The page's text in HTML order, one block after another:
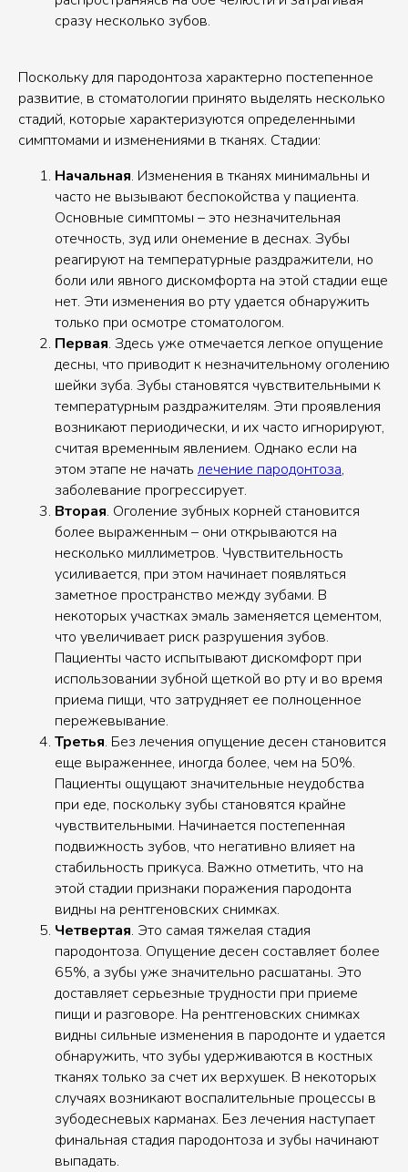
сразу несколько зубов.
Поскольку для пародонтоза характерно постепенное
развитие, в стоматологии принято выделять несколько
стадий, которые характеризуются определенными
симптомами и изменениями в тканях. Стадии:
Начальная. Изменения в тканях минимальны и
часто не вызывают беспокойства у пациента.
Основные симптомы – это незначительная
отечность, зуд или онемение в деснах. Зубы
реагируют на температурные раздражители, но
боли или явного дискомфорта на этой стадии еще
нет. Эти изменения во рту удается обнаружить
только при осмотре стоматологом.
Первая. Здесь уже отмечается легкое опущение
десны, что приводит к незначительному оголению
шейки зуба. Зубы становятся чувствительными к
температурным раздражителям. Эти проявления
возникают периодически, и их часто игнорируют,
считая временным явлением. Однако если на
этом этапе не начать лечение пародонтоза,
заболевание прогрессирует.
Вторая. Оголение зубных корней становится
более выраженным – они открываются на
несколько миллиметров. Чувствительность
усиливается, при этом начинает появляться
заметное пространство между зубами. В
некоторых участках эмаль заменяется цементом,
что увеличивает риск разрушения зубов.
Пациенты часто испытывают дискомфорт при
использовании зубной щеткой во рту и во время
приема пищи, что затрудняет ее полноценное
пережевывание.
Третья. Без лечения опущение десен становится
еще выраженнее, иногда более, чем на 50%.
Пациенты ощущают значительные неудобства
при еде, поскольку зубы становятся крайне
чувствительными. Начинается постепенная
подвижность зубов, что негативно влияет на
стабильность прикуса. Важно отметить, что на
этой стадии признаки поражения пародонта
видны на рентгеновских снимках.
Четвертая. Это самая тяжелая стадия
пародонтоза. Опущение десен составляет более
65%, а зубы уже значительно расшатаны. Это
доставляет серьезные трудности при приеме
пищи и разговоре. На рентгеновских снимках
видны сильные изменения в пародонте и удается
обнаружить, что зубы удерживаются в костных
тканях только за счет их верхушек. В некоторых
случаях возникают воспалительные процессы в
зубодесневых карманах. Без лечения наступает
финальная стадия пародонтоза и зубы начинают
выпадать.